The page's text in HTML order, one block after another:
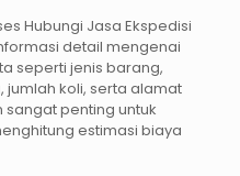
Hubungi Jasa Ekspedisi
detail mengenai
seperti jenis barang,
koli, serta alamat
penting untuk
estimasi biaya